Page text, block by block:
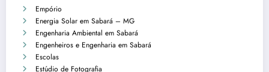
Empório
Energia Solar em Sabará – MG
Engenharia Ambiental em Sabará
Engenheiros e Engenharia em Sabará
Escolas
Estúdio de Fotografia